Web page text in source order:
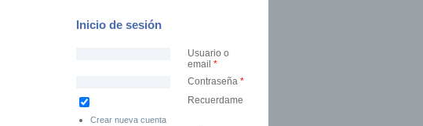
Inicio de sesión
Usuario o
email *
Contraseña *
Recuerdame
Crear nueva cuenta